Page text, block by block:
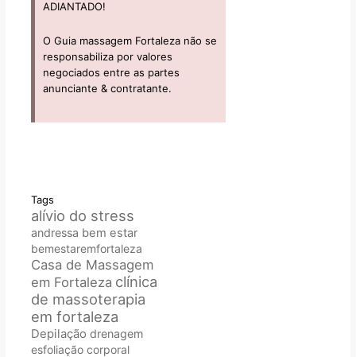
ADIANTADO!
O Guia massagem Fortaleza não se
responsabiliza por valores
negociados entre as partes
anunciante & contratante.
Tags
alívio do stress
andressa bem estar
bemestaremfortaleza
Casa de Massagem
em Fortaleza clínica
de massoterapia
em fortaleza
Depilação drenagem
esfoliação corporal